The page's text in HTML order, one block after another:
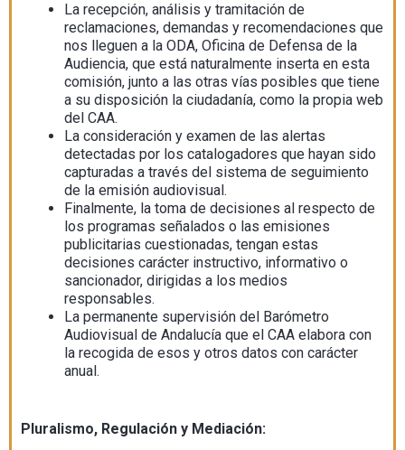
La recepción, análisis y tramitación de
reclamaciones, demandas y recomendaciones que
nos lleguen a la ODA, Oficina de Defensa de la
Audiencia, que está naturalmente inserta en esta
comisión, junto a las otras vías posibles que tiene
a su disposición la ciudadanía, como la propia web
del CAA.
La consideración y examen de las alertas
detectadas por los catalogadores que hayan sido
capturadas a través del sistema de seguimiento
de la emisión audiovisual.
Finalmente, la toma de decisiones al respecto de
los programas señalados o las emisiones
publicitarias cuestionadas, tengan estas
decisiones carácter instructivo, informativo o
sancionador, dirigidas a los medios
responsables.
La permanente supervisión del Barómetro
Audiovisual de Andalucía que el CAA elabora con
la recogida de esos y otros datos con carácter
anual.
Pluralismo, Regulación y Mediación: